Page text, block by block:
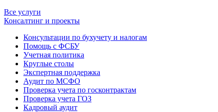
Все услуги
Консалтинг и проекты
Консультации по бухучету и налогам
Помощь с ФСБУ
Учетная политика
Круглые столы
Экспертная поддержка
Аудит по МСФО
Проверка учета по госконтрактам
Проверка учета ГОЗ
Кадровый аудит